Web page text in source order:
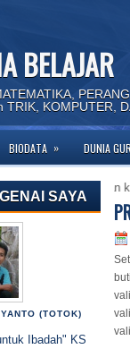
BELAJAR
TRIK, KOMPUTER,
BIODATA » DUNIA
SAYA
(TOTOK)
Ibadah" KS
WA dengan klik